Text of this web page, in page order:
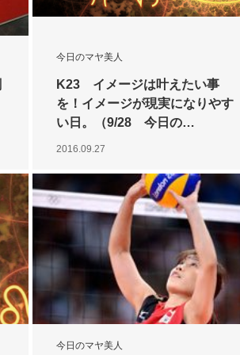
今日のマヤ美人
K23 イメージは叶えたい事
を！イメージが現実になりやす
い日。（9/28 今日の…
2016.09.27
今日のマヤ美人